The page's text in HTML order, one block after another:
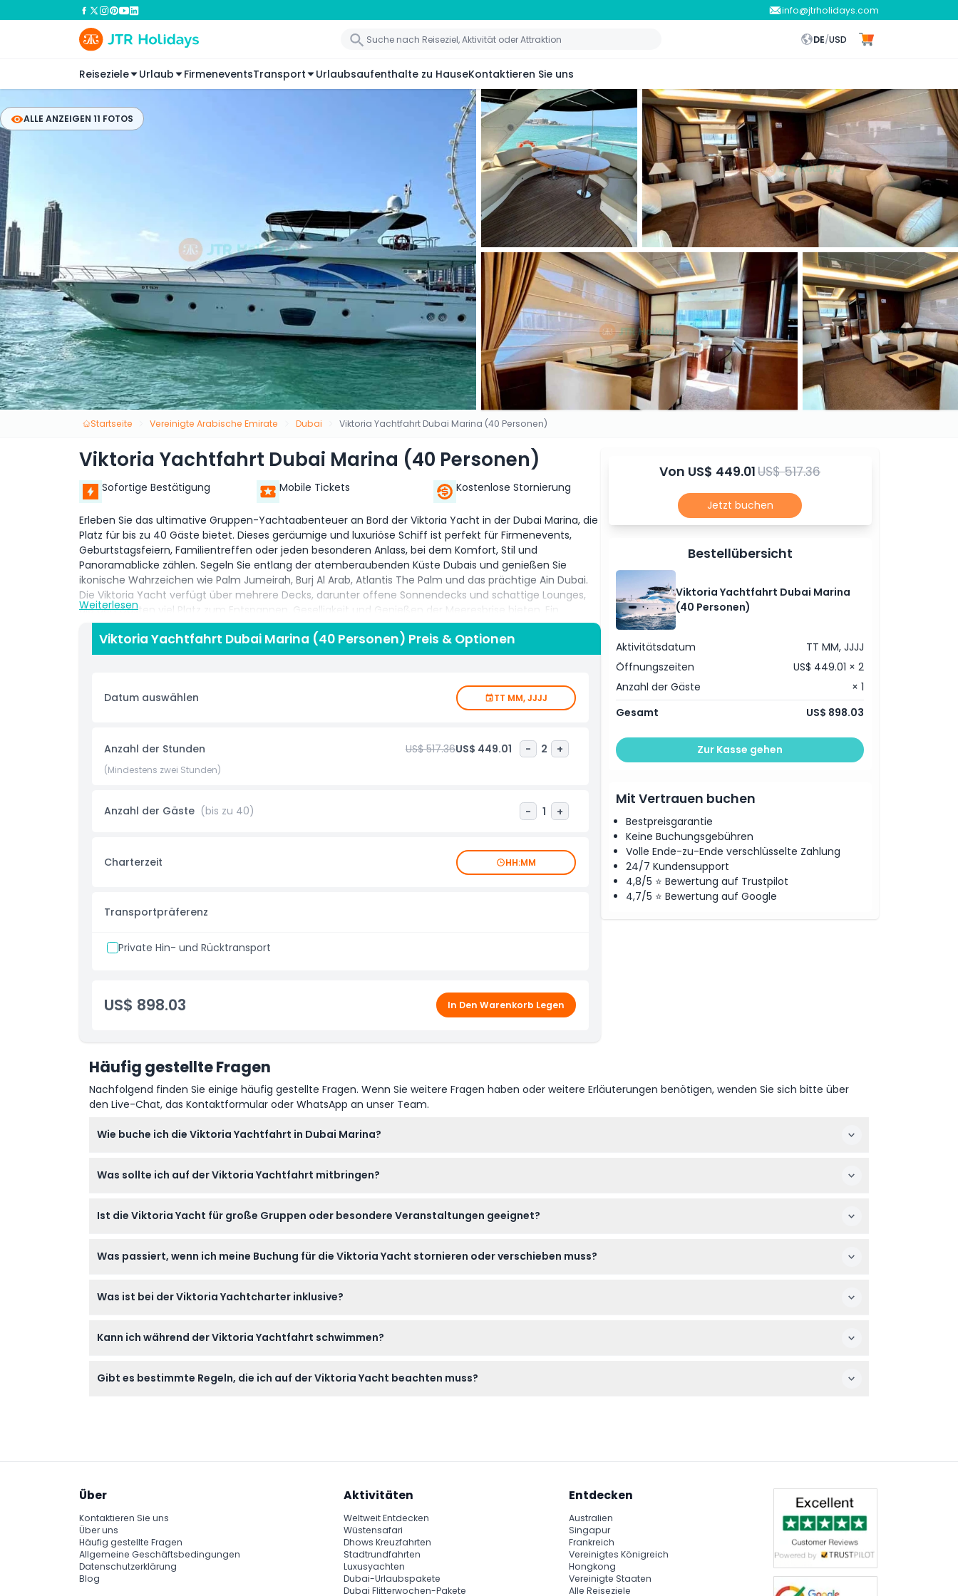
info@jtrholidays.com
DE/USD
Reiseziele Urlaub FirmeneventsTransport Urlaubsaufenthalte zu HauseKontaktieren Sie uns
ALLE ANZEIGEN 11 FOTOS
Startseite Vereinigte Arabische Emirate Dubai Viktoria Yachtfahrt Dubai Marina (40 Personen)
Viktoria Yachtfahrt Dubai Marina (40 Personen)
Sofortige Bestätigung Mobile Tickets Kostenlose Stornierung
Erleben Sie das ultimative Gruppen-Yachtaabenteuer an Bord der Viktoria Yacht in der Dubai Marina, die
Platz für bis zu 40 Gäste bietet. Dieses geräumige und luxuriöse Schiff ist perfekt für Firmenevents,
Geburtstagsfeiern, Familientreffen oder jeden besonderen Anlass, bei dem Komfort, Stil und
Panoramablicke zählen. Segeln Sie entlang der atemberaubenden Küste Dubais und genießen Sie
ikonische Wahrzeichen wie Palm Jumeirah, Burj Al Arab, Atlantis The Palm und das prächtige Ain Dubai.
Die Viktoria Yacht verfügt über mehrere Decks, darunter offene Sonnendecks und schattige Lounges,
die den Gästen viel Platz zum Entspannen, Geselligkeit und Genießen der Meeresbrise bieten. Ein
professioneller Kapitän und die Crew sorgen für einen einwandfreien Service, um Ihre Kreuzfahrt
reibungslos und angenehm zu gestalten. Zu den Annehmlichkeiten an Bord gehören ein hochwertiges
Soundsystem, Erfrischungen, frische Handtücher und alle erforderlichen Sicherheitsausrüstungen. Sie
Getränken, die auf Ihre Veranstaltung zugeschnitten sind, erweitern. Ob Firmenausflug, Geburtstagsfeier
oder luxuriöse Privatparty, die Viktoria Yachtfahrt garantiert eine unvergessliche und elegante
Highlights
Weiterlesen
Viktoria Yachtfahrt Dubai Marina (40 Personen) Preis & Optionen
Datum auswählen TT MM, JJJJ
Anzahl der Stunden US$ 517.36US$ 449.01 - 2 +
(Mindestens zwei Stunden)
Anzahl der Gäste (bis zu 40) - 1 +
Charterzeit HH:MM
Transportpräferenz
Private Hin- und Rücktransport
US$ 898.03 In Den Warenkorb Legen
Von US$ 449.01US$ 517.36
Jetzt buchen
Bestellübersicht
Viktoria Yachtfahrt Dubai Marina
(40 Personen)
Aktivitätsdatum
TT MM, JJJJ
Öffnungszeiten
US$ 449.01 × 2
Anzahl der Gäste
× 1
Gesamt
US$ 898.03
Zur Kasse gehen
Mit Vertrauen buchen
Bestpreisgarantie
Keine Buchungsgebühren
Volle Ende-zu-Ende verschlüsselte Zahlung
24/7 Kundensupport
4,8/5 ⭐ Bewertung auf Trustpilot
4,7/5 ⭐ Bewertung auf Google
Häufig gestellte Fragen
Nachfolgend finden Sie einige häufig gestellte Fragen. Wenn Sie weitere Fragen haben oder weitere Erläuterungen benötigen, wenden Sie sich bitte über
den Live-Chat, das Kontaktformular oder WhatsApp an unser Team.
Wie buche ich die Viktoria Yachtfahrt in Dubai Marina?
die Verfügbarkeit während des Buchungsvorgangs bestätigen.
Was sollte ich auf der Viktoria Yachtfahrt mitbringen?
Badebekleidung, wenn Sie während der Kreuzfahrt schwimmen möchten.
Ist die Viktoria Yacht für große Gruppen oder besondere Veranstaltungen geeignet?
geräumigen Decks und professioneller Besatzung.
Was passiert, wenn ich meine Buchung für die Viktoria Yacht stornieren oder verschieben muss?
mindestens 24 Stunden Vorankündigung kostenlos, vorbehaltlich Verfügbarkeit.
Was ist bei der Viktoria Yachtcharter inklusive?
Kraftstoff und eine professionelle Crew für ein reibungsloses Erlebnis.
Kann ich während der Viktoria Yachtfahrt schwimmen?
Gibt es bestimmte Regeln, die ich auf der Viktoria Yacht beachten muss?
Über
Kontaktieren Sie uns
Über uns
Häufig gestellte Fragen
Allgemeine Geschäftsbedingungen
Datenschutzerklärung
Blog
Aktivitäten
Weltweit Entdecken
Wüstensafari
Dhows Kreuzfahrten
Stadtrundfahrten
Luxusyachten
Dubai-Urlaubspakete
Dubai Flitterwochen-Pakete
Entdecken
Australien
Singapur
Frankreich
Vereinigtes Königreich
Hongkong
Vereinigte Staaten
Alle Reiseziele